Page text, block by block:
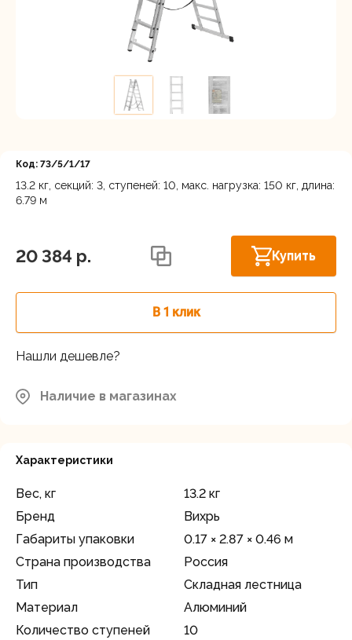
Код: 73/5/1/17
13.2 кг, секций: 3, ступеней: 10, макс. нагрузка: 150 кг, длина:
6.79 м
20 384 p. Купить
В 1 клик
Нашли дешевле?
Наличие в магазинах
штук
Характеристики
Вес, кг
13.2 кг
Бренд
Вихрь
Габариты упаковки
0.17 × 2.87 × 0.46 м
Страна производства
Россия
Тип
Складная лестница
Материал
Алюминий
Количество ступеней
10
Регистрация